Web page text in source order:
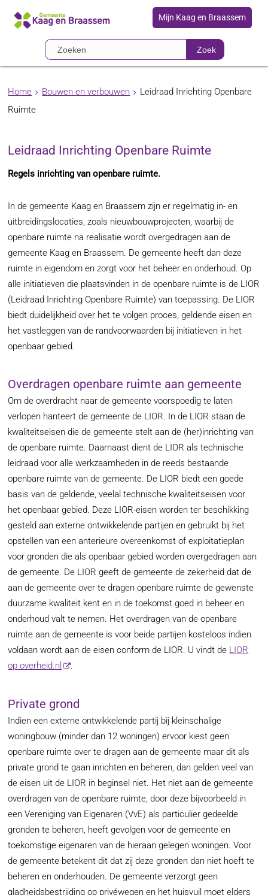
Mijn Kaag en Braassem
Zoek
Home Bouwen en verbouwen
Leidraad Inrichting Openbare
Ruimte
Leidraad Inrichting Openbare Ruimte
Regels inrichting van openbare ruimte.
In de gemeente Kaag en Braassem zijn er regelmatig in- en
uitbreidingslocaties, zoals nieuwbouwprojecten, waarbij de
openbare ruimte na realisatie wordt overgedragen aan de
gemeente Kaag en Braassem. De gemeente heeft dan deze
ruimte in eigendom en zorgt voor het beheer en onderhoud. Op
alle initiatieven die plaatsvinden in de openbare ruimte is de LIOR
(Leidraad Inrichting Openbare Ruimte) van toepassing. De LIOR
biedt duidelijkheid over het te volgen proces, geldende eisen en
het vastleggen van de randvoorwaarden bij initiatieven in het
openbaar gebied.
Overdragen openbare ruimte aan gemeente
Om de overdracht naar de gemeente voorspoedig te laten
verlopen hanteert de gemeente de LIOR. In de LIOR staan de
kwaliteitseisen die de gemeente stelt aan de (her)inrichting van
de openbare ruimte. Daarnaast dient de LIOR als technische
leidraad voor alle werkzaamheden in de reeds bestaande
openbare ruimte van de gemeente. De LIOR biedt een goede
basis van de geldende, veelal technische kwaliteitseisen voor
het openbaar gebied. Deze LIOR-eisen worden ter beschikking
gesteld aan externe ontwikkelende partijen en gebruikt bij het
opstellen van een anterieure overeenkomst of exploitatieplan
voor gronden die als openbaar gebied worden overgedragen aan
de gemeente. De LIOR geeft de gemeente de zekerheid dat de
aan de gemeente over te dragen openbare ruimte de gewenste
duurzame kwaliteit kent en in de toekomst goed in beheer en
onderhoud valt te nemen. Het overdragen van de openbare
ruimte aan de gemeente is voor beide partijen kosteloos indien
voldaan wordt aan de eisen conform de LIOR. U vindt de LIOR
op overheid.nl
.
Private grond
Indien een externe ontwikkelende partij bij kleinschalige
woningbouw (minder dan 12 woningen) ervoor kiest geen
openbare ruimte over te dragen aan de gemeente maar dit als
private grond te gaan inrichten en beheren, dan gelden veel van
de eisen uit de LIOR in beginsel niet. Het niet aan de gemeente
overdragen van de openbare ruimte, door deze bijvoorbeeld in
een Vereniging van Eigenaren (VvE) als particulier gedeelde
gronden te beheren, heeft gevolgen voor de gemeente en
toekomstige eigenaren van de hieraan gelegen woningen. Voor
de gemeente betekent dit dat zij deze gronden dan niet hoeft te
beheren en onderhouden. De gemeente verzorgt geen
gladheidsbestrijding op privéwegen en het huisvuil moet elders